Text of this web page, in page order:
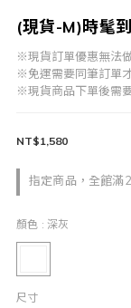
(現貨-M)時髦
※現貨訂單優惠無法
※免運需要同筆訂單
※現貨商品下單後需
指定商品，全館滿
NT$1,580
顏色 : 深灰
尺寸